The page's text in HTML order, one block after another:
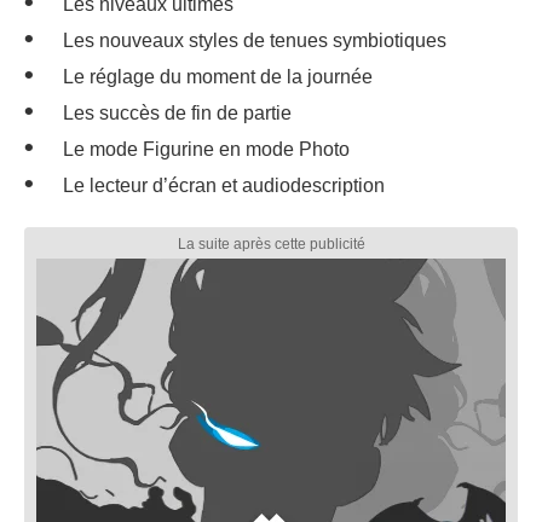
Les niveaux ultimes
Les nouveaux styles de tenues symbiotiques
Le réglage du moment de la journée
Les succès de fin de partie
Le mode Figurine en mode Photo
Le lecteur d’écran et audiodescription